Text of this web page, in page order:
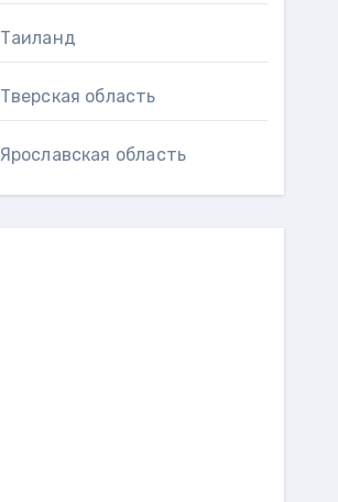
Таиланд
Тверская область
Ярославская область